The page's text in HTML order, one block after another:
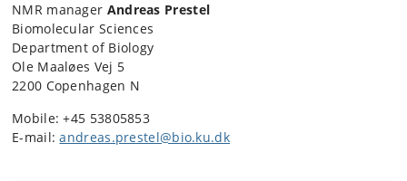
NMR manager Andreas Prestel
Biomolecular Sciences
Department of Biology
Ole Maaløes Vej 5
2200 Copenhagen N
Mobile: +45 53805853
E-mail: andreas.prestel@bio.ku.dk